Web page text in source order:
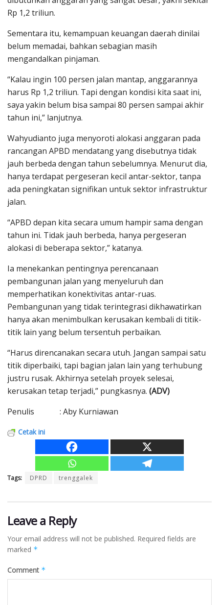
Rp 1,2 triliun.
Sementara itu, kemampuan keuangan daerah dinilai
belum memadai, bahkan sebagian masih
mengandalkan pinjaman.
“Kalau ingin 100 persen jalan mantap, anggarannya
harus Rp 1,2 triliun. Tapi dengan kondisi kita saat ini,
saya yakin belum bisa sampai 80 persen sampai akhir
tahun ini,” lanjutnya.
Wahyudianto juga menyoroti alokasi anggaran pada
rancangan APBD mendatang yang disebutnya tidak
jauh berbeda dengan tahun sebelumnya. Menurut dia,
hanya terdapat pergeseran kecil antar-sektor, tanpa
ada peningkatan signifikan untuk sektor infrastruktur
jalan.
“APBD depan kita secara umum hampir sama dengan
tahun ini. Tidak jauh berbeda, hanya pergeseran
alokasi di beberapa sektor,” katanya.
Ia menekankan pentingnya perencanaan
pembangunan jalan yang menyeluruh dan
memperhatikan konektivitas antar-ruas.
Pembangunan yang tidak terintegrasi dikhawatirkan
hanya akan menimbulkan kerusakan kembali di titik-
titik lain yang belum tersentuh perbaikan.
“Harus direncanakan secara utuh. Jangan sampai satu
titik diperbaiki, tapi bagian jalan lain yang terhubung
justru rusak. Akhirnya setelah proyek selesai,
kerusakan tetap terjadi,” pungkasnya. (ADV)
Penulis : Aby Kurniawan
Cetak ini
Tags: DPRD trenggalek
Leave a Reply
Your email address will not be published. Required fields are
marked *
Comment *